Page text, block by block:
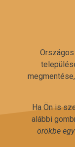
Országos
Ha Ön is
alábbi
örökbe